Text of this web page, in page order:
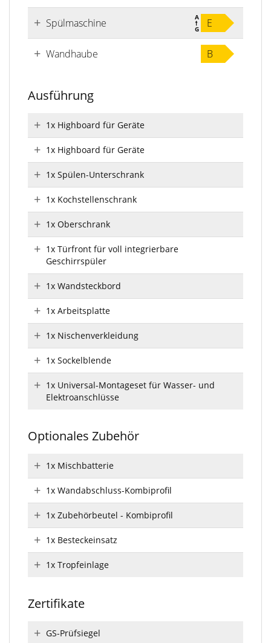
Spülmaschine E
Wandhaube B
Ausführung
1x Highboard für Geräte
1x Highboard für Geräte
1x Spülen-Unterschrank
1x Kochstellenschrank
1x Oberschrank
1x Türfront für voll integrierbare
Geschirrspüler
1x Wandsteckbord
1x Arbeitsplatte
1x Nischenverkleidung
1x Sockelblende
1x Universal-Montageset für Wasser- und
Elektroanschlüsse
Optionales Zubehör
1x Mischbatterie
1x Wandabschluss-Kombiprofil
1x Zubehörbeutel - Kombiprofil
1x Besteckeinsatz
1x Tropfeinlage
Zertifikate
GS-Prüfsiegel